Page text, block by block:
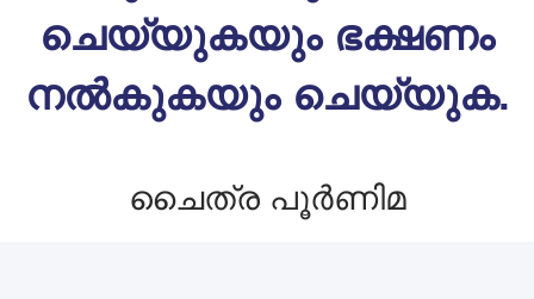
ചെയ്യുകയും ഭക്ഷണം
നൽകുകയും ചെയ്യുക.
ചൈത്ര പൂർണിമ